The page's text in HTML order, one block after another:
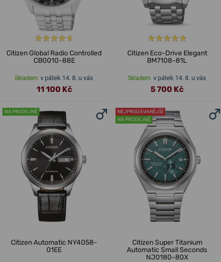
Citizen Global Radio Controlled
CB0010-88E
Skladem v pátek 14. 8. u vás
11 100 Kč
Citizen Eco-Drive Elegant
BM7108-81L
Skladem v pátek 14. 8. u vás
5 700 Kč
NA PRODEJNĚ
Citizen Automatic NY4058-
01EE
NEJPRODÁVANĚJŠÍ
NA PRODEJNĚ
Citizen Super Titanium
Automatic Small Seconds
NJ0180-80X